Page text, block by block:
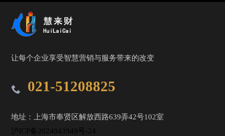
让每个企业享受智慧营销与服务带来的改变
021-51208825
地址：上海市奉贤区解放西路639弄42号102室
沪ICP备2024043949号-24